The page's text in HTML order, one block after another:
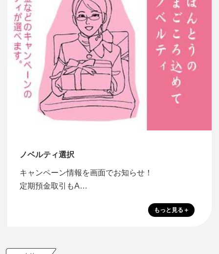
ノベルティ選択
キャンペーン情報を画面でお知らせ！
定期預金取引もA…